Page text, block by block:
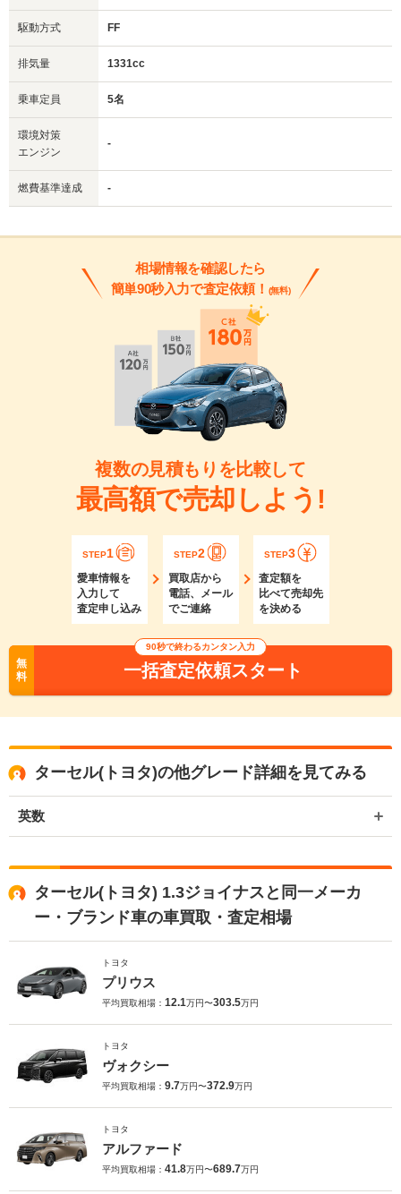
駆動方式 FF
排気量 1331cc
乗車定員 5名
環境対策
エンジン
-
燃費基準達成 -
相場情報を確認したら
簡単90秒入力で査定依頼！ (無料)
複数の見積もりを比較して
最高額で売却しよう!
STEP1
愛車情報を
入力して
査定申し込み
STEP2
買取店から
電話、メール
でご連絡
STEP3
査定額を
比べて売却先
を決める
無
料
90秒で終わるカンタン入力
一括査定依頼スタート
ターセル(トヨタ)の他グレード詳細を見てみる
英数
ターセル(トヨタ) 1.3ジョイナスと同一メーカ
ー・ブランド車の車買取・査定相場
トヨタ
プリウス
平均買取相場： 12.1万円〜303.5万円
トヨタ
ヴォクシー
平均買取相場： 9.7万円〜372.9万円
トヨタ
アルファード
平均買取相場： 41.8万円〜689.7万円